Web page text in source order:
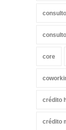
core
crédito
crédito